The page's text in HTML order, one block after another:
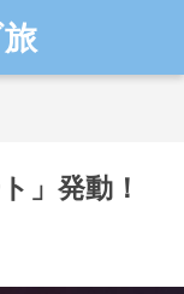
」発動！